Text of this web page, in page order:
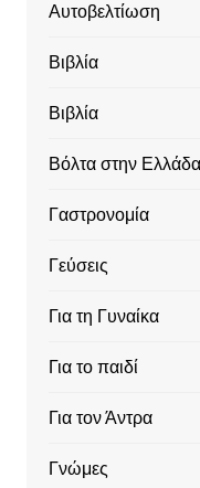
Αυτοβελτίωση
Βιβλία
Βιβλία
Βόλτα στην Ελλάδα
Γαστρονομία
Γεύσεις
Για τη Γυναίκα
Για το παιδί
Για τον Άντρα
Γνώμες